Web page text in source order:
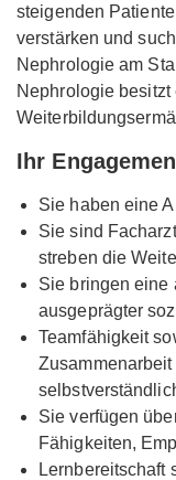
steigenden
verstärken und
Nephrologie am
Nephrologie
Ihr
Sie haben eine
Sie sind
streben die
Sie bringen eine
ausgeprägter
Teamfähigkeit
Sie verfügen
Fähigkeiten,
Lernbereitschaft